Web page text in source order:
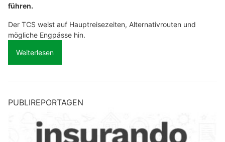
führen.
Der TCS weist auf Hauptreisezeiten, Alternativrouten und
mögliche Engpässe hin.
Weiterlesen
PUBLIREPORTAGEN